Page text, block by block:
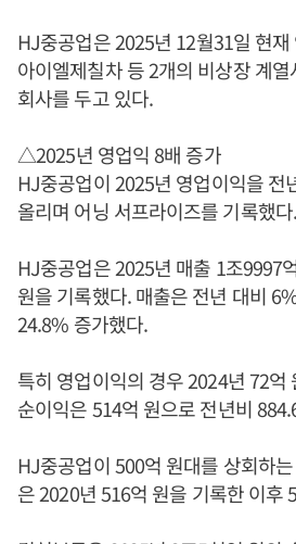
HJ중공업은 2025년 12월31일 현
아이엘제칠차 등 2개의 비상장 계
회사를 두고 있다.
△2025년 영업익 8배 증가
HJ중공업이 2025년 영업이익을 전
올리며 어닝 서프라이즈를 기록했다.
HJ중공업은 2025년 매출 1조9997
원을 기록했다. 매출은 전년 대비
24.8% 증가했다.
특히 영업이익의 경우 2024년 72억
순이익은 514억 원으로 전년비
HJ중공업이 500억 원대를 상회하
은 2020년 516억 원을 기록한 이후